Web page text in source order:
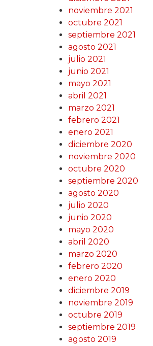
noviembre 2021
octubre 2021
septiembre 2021
agosto 2021
julio 2021
junio 2021
mayo 2021
abril 2021
marzo 2021
febrero 2021
enero 2021
diciembre 2020
noviembre 2020
octubre 2020
septiembre 2020
agosto 2020
julio 2020
junio 2020
mayo 2020
abril 2020
marzo 2020
febrero 2020
enero 2020
diciembre 2019
noviembre 2019
octubre 2019
septiembre 2019
agosto 2019